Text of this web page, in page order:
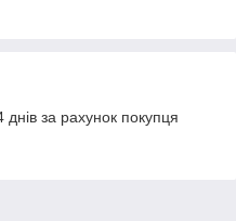
за рахунок покупця